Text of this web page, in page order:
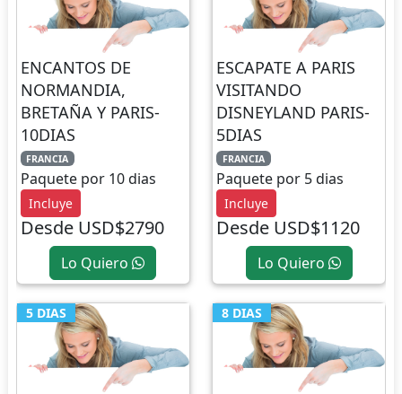
ENCANTOS DE
NORMANDIA,
BRETAÑA Y PARIS-
10DIAS
FRANCIA
Paquete por 10 dias
Incluye
Desde USD$2790
Lo Quiero
ESCAPATE A PARIS
VISITANDO
DISNEYLAND PARIS-
5DIAS
FRANCIA
Paquete por 5 dias
Incluye
Desde USD$1120
Lo Quiero
5 DIAS 8 DIAS